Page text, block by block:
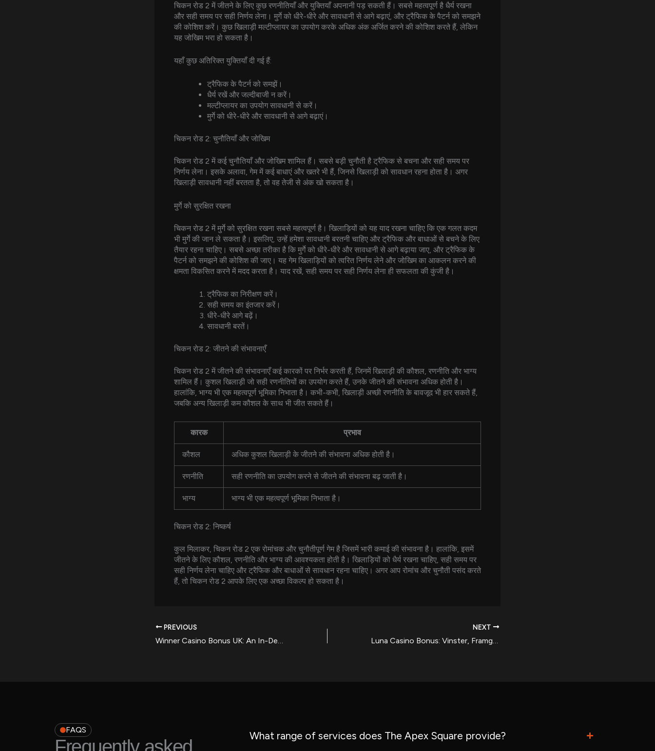
चिकन रोड 2 में जीतने के लिए कुछ रणनीतियाँ और युक्तियाँ अपनानी पड़ सकती हैं। सबसे महत्वपूर्ण है धैर्य रखना
और सही समय पर सही निर्णय लेना। मुर्गे को धीरे-धीरे और सावधानी से आगे बढ़ाएं, और ट्रैफिक के पैटर्न को समझने
की कोशिश करें। कुछ खिलाड़ी मल्टीप्लायर का उपयोग करके अधिक अंक अर्जित करने की कोशिश करते हैं, लेकिन
यह जोखिम भरा हो सकता है।
यहाँ कुछ अतिरिक्त युक्तियाँ दी गई हैं:
ट्रैफिक के पैटर्न को समझें।
धैर्य रखें और जल्दीबाजी न करें।
मल्टीप्लायर का उपयोग सावधानी से करें।
मुर्गे को धीरे-धीरे और सावधानी से आगे बढ़ाएं।
चिकन रोड 2: चुनौतियाँ और जोखिम
चिकन रोड 2 में कई चुनौतियाँ और जोखिम शामिल हैं। सबसे बड़ी चुनौती है ट्रैफिक से बचना और सही समय पर
निर्णय लेना। इसके अलावा, गेम में कई बाधाएं और खतरे भी हैं, जिनसे खिलाड़ी को सावधान रहना होता है। अगर
खिलाड़ी सावधानी नहीं बरतता है, तो वह तेजी से अंक खो सकता है।
मुर्गे को सुरक्षित रखना
चिकन रोड 2 में मुर्गे को सुरक्षित रखना सबसे महत्वपूर्ण है। खिलाड़ियों को यह याद रखना चाहिए कि एक गलत कदम
भी मुर्गे की जान ले सकता है। इसलिए, उन्हें हमेशा सावधानी बरतनी चाहिए और ट्रैफिक और बाधाओं से बचने के लिए
तैयार रहना चाहिए। सबसे अच्छा तरीका है कि मुर्गे को धीरे-धीरे और सावधानी से आगे बढ़ाया जाए, और ट्रैफिक के
पैटर्न को समझने की कोशिश की जाए। यह गेम खिलाड़ियों को त्वरित निर्णय लेने और जोखिम का आकलन करने की
क्षमता विकसित करने में मदद करता है। याद रखें, सही समय पर सही निर्णय लेना ही सफलता की कुंजी है।
ट्रैफिक का निरीक्षण करें।
सही समय का इंतजार करें।
धीरे-धीरे आगे बढ़ें।
सावधानी बरतें।
चिकन रोड 2: जीतने की संभावनाएँ
चिकन रोड 2 में जीतने की संभावनाएँ कई कारकों पर निर्भर करती हैं, जिनमें खिलाड़ी की कौशल, रणनीति और भाग्य
शामिल हैं। कुशल खिलाड़ी जो सही रणनीतियों का उपयोग करते हैं, उनके जीतने की संभावना अधिक होती है।
हालांकि, भाग्य भी एक महत्वपूर्ण भूमिका निभाता है। कभी-कभी, खिलाड़ी अच्छी रणनीति के बावजूद भी हार सकते हैं,
जबकि अन्य खिलाड़ी कम कौशल के साथ भी जीत सकते हैं।
कारक प्रभाव
कौशल अधिक कुशल खिलाड़ी के जीतने की संभावना अधिक होती है।
रणनीति सही रणनीति का उपयोग करने से जीतने की संभावना बढ़ जाती है।
भाग्य भाग्य भी एक महत्वपूर्ण भूमिका निभाता है।
चिकन रोड 2: निष्कर्ष
कुल मिलाकर, चिकन रोड 2 एक रोमांचक और चुनौतीपूर्ण गेम है जिसमें भारी कमाई की संभावना है। हालांकि, इसमें
जीतने के लिए कौशल, रणनीति और भाग्य की आवश्यकता होती है। खिलाड़ियों को धैर्य रखना चाहिए, सही समय पर
सही निर्णय लेना चाहिए और ट्रैफिक और बाधाओं से सावधान रहना चाहिए। अगर आप रोमांच और चुनौती पसंद करते
हैं, तो चिकन रोड 2 आपके लिए एक अच्छा विकल्प हो सकता है।
PREVIOUS
Winner Casino Bonus UK: An In-Depth Mobile Casino Review
NEXT
Luna Casino Bonus: Vinster, Framgångar & Spelartips
FAQS
Frequently asked
What range of services does The Apex Square provide?